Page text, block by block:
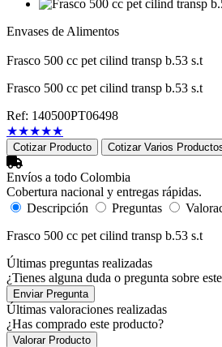
Envases de Alimentos
Frasco 500 cc pet cilind transp b.53 s.t
Frasco 500 cc pet cilind transp b.53 s.t
Ref: 140500PT06498
★★★★★
Cotizar Producto Cotizar Varios
Envíos a todo Colombia
Cobertura nacional y entregas rápidas.
Descripción
Preguntas
Frasco 500 cc pet cilind transp b.53 s.t
Últimas preguntas realizadas
¿Tienes alguna duda o pregunta sobre
Enviar Pregunta
Últimas valoraciones realizadas
¿Has comprado este producto?
Valorar Producto